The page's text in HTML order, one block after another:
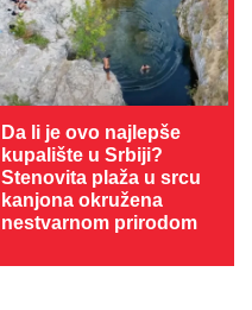
Da li je ovo najlepše
kupalište u Srbiji?
Stenovita plaža u srcu
kanjona okružena
nestvarnom prirodom